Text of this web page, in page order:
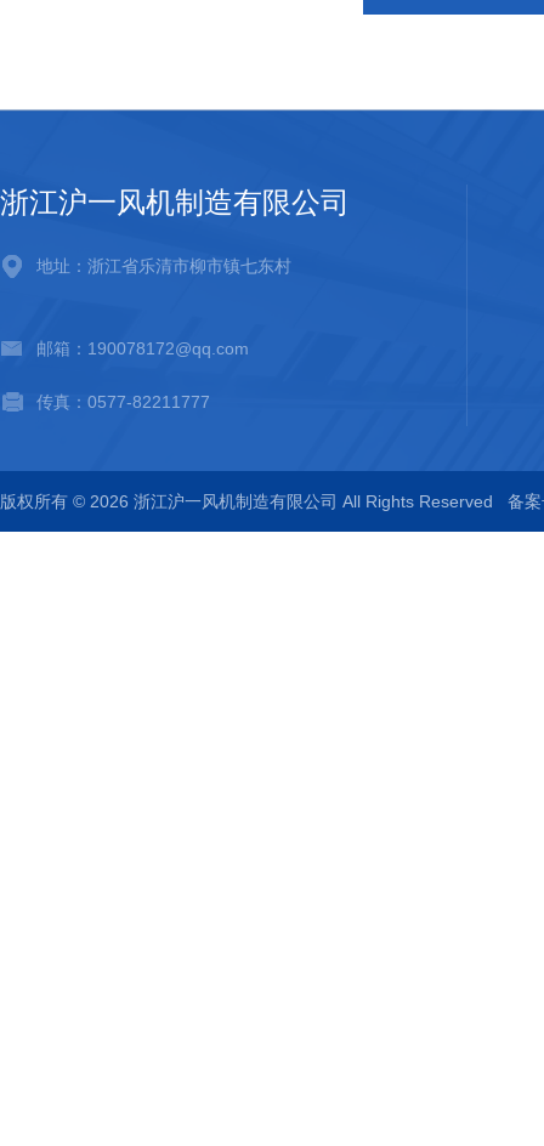
浙江沪一风机制造有限公司
地址：浙江省乐清市柳市镇七东村
邮箱：190078172@qq.com
传真：0577-82211777
版权所有 © 2026 浙江沪一风机制造有限公司 All Rights Reserved 备